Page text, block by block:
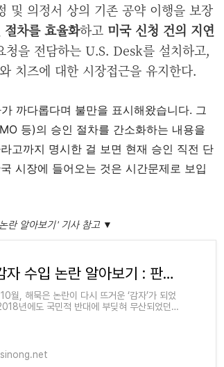
및 의정서 상의 기존 공약 이행을 보장
차를 효율화하고 미국 신청 건의 지연
을 전담하는 U.S. Desk를 설치하고,
치즈에 대한 시장접근을 유지한다.
까다롭다며 불만을 표시해왔습니다. 그
등)의 승인 절차를 간소화하는 내용을
고까지 명시한 걸 보면 현재 승인 직전 단
시장에 들어오는 것은 시간문제로 보입
란 알아보기' 기사 참고 ▼
GM 감자 수입 논란 알아보기 : 판도라의 감자, 여실텐가요?
월, 해묵은 논란이 다시 뜨거운 ‘감자’가 되었
년에도 국민적 반대에 부딪혀 무산되었던